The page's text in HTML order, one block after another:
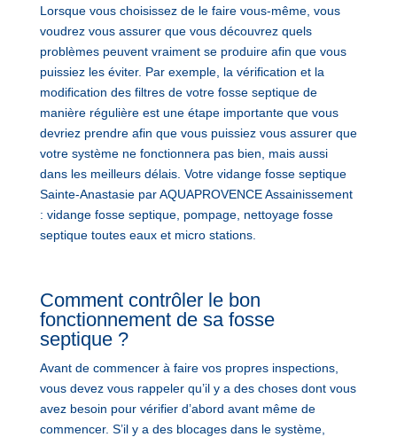
Lorsque vous choisissez de le faire vous-même, vous
voudrez vous assurer que vous découvrez quels
problèmes peuvent vraiment se produire afin que vous
puissiez les éviter. Par exemple, la vérification et la
modification des filtres de votre fosse septique de
manière régulière est une étape importante que vous
devriez prendre afin que vous puissiez vous assurer que
votre système ne fonctionnera pas bien, mais aussi
dans les meilleurs délais. Votre vidange fosse septique
Sainte-Anastasie par AQUAPROVENCE Assainissement
: vidange fosse septique, pompage, nettoyage fosse
septique toutes eaux et micro stations.
Comment contrôler le bon
fonctionnement de sa fosse
septique ?
Avant de commencer à faire vos propres inspections,
vous devez vous rappeler qu’il y a des choses dont vous
avez besoin pour vérifier d’abord avant même de
commencer. S’il y a des blocages dans le système,